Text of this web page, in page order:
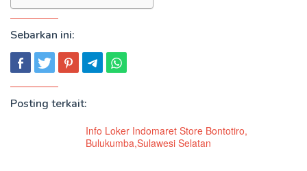
Sebarkan ini:
Posting terkait:
Info Loker Indomaret Store Bontotiro,
Bulukumba,Sulawesi Selatan